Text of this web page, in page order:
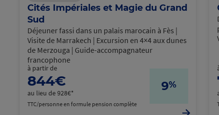
Cités Impériales et Magie du Grand
Sud
Déjeuner fassi dans un palais marocain à Fès |
Visite de Marrakech | Excursion en 4×4 aux dunes
de Merzouga | Guide-accompagnateur
francophone
à partir de
844€
au lieu de 928€*
TTC/personne en formule pension complète
9%